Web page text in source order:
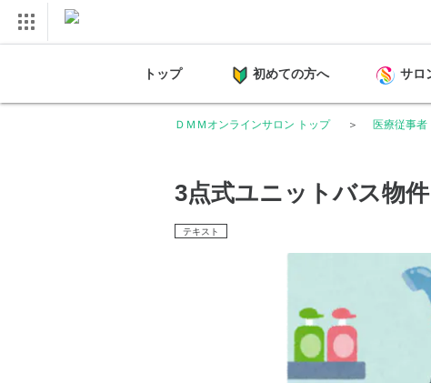
トップ 初めての方へ サロ
ＤＭＭオンラインサロン トップ 医療従事者
3点式ユニットバス物
テキスト